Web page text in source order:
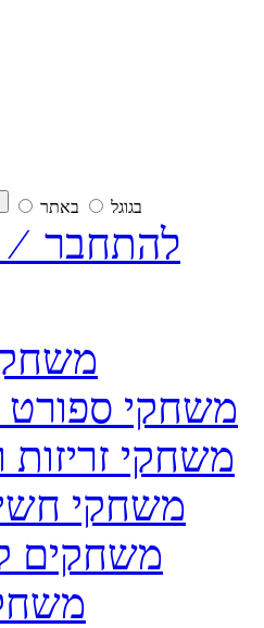
בגוגל באתר
להתחבר
משחקי ספורט
משחקי זריזות
משחקי
משחקים